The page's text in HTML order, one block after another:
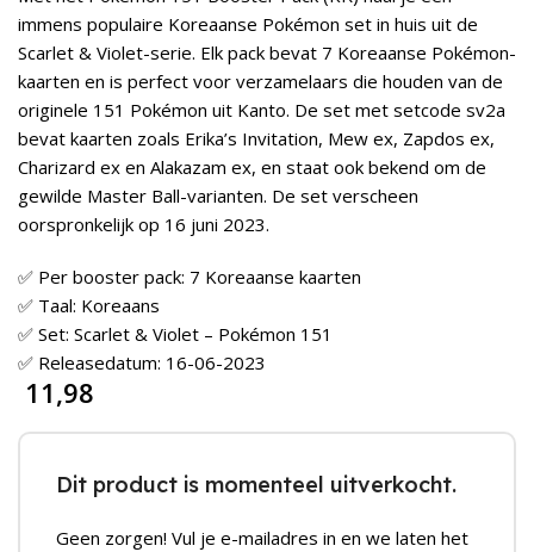
immens populaire Koreaanse Pokémon set in huis uit de
Scarlet & Violet-serie. Elk pack bevat 7 Koreaanse Pokémon-
kaarten en is perfect voor verzamelaars die houden van de
originele 151 Pokémon uit Kanto. De set met setcode sv2a
bevat kaarten zoals Erika’s Invitation, Mew ex, Zapdos ex,
Charizard ex en Alakazam ex, en staat ook bekend om de
gewilde Master Ball-varianten. De set verscheen
oorspronkelijk op 16 juni 2023.
✅ Per booster pack: 7 Koreaanse kaarten
✅ Taal: Koreaans
✅ Set: Scarlet & Violet – Pokémon 151
✅ Releasedatum: 16-06-2023
11,98
Dit product is momenteel uitverkocht.
Geen zorgen! Vul je e-mailadres in en we laten het